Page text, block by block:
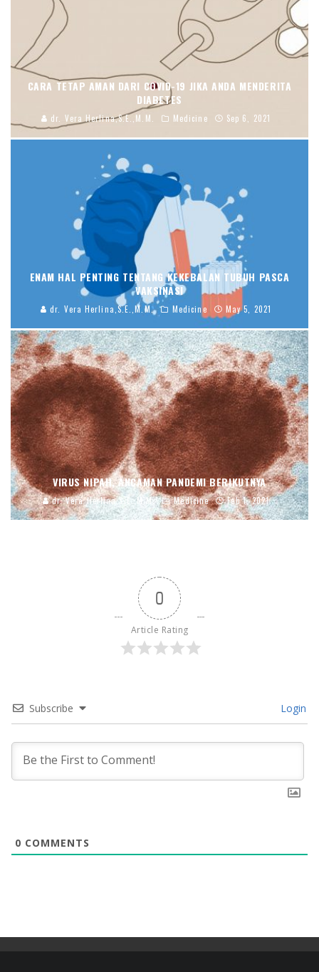
CARA TETAP AMAN DARI COVID-19 JIKA ANDA MENDERITA
DIABETES
dr. Vera Herlina,S.E.,M.M. Medicine Sep 6, 2021
ENAM HAL PENTING TENTANG KEKEBALAN TUBUH PASCA
VAKSINASI
dr. Vera Herlina,S.E.,M.M. Medicine May 5, 2021
VIRUS NIPAH, ANCAMAN PANDEMI BERIKUTNYA
dr. Vera Herlina,S.E.,M.M. Medicine Feb 1, 2021
0
Article Rating
Subscribe Login
0 COMMENTS